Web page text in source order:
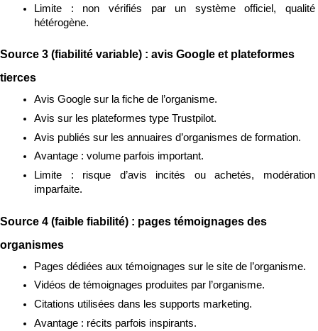
Limite : non vérifiés par un système officiel, qualité
hétérogène.
Source 3 (fiabilité variable) : avis Google et plateformes
tierces
Avis Google sur la fiche de l’organisme.
Avis sur les plateformes type Trustpilot.
Avis publiés sur les annuaires d’organismes de formation.
Avantage : volume parfois important.
Limite : risque d’avis incités ou achetés, modération
imparfaite.
Source 4 (faible fiabilité) : pages témoignages des
organismes
Pages dédiées aux témoignages sur le site de l’organisme.
Vidéos de témoignages produites par l’organisme.
Citations utilisées dans les supports marketing.
Avantage : récits parfois inspirants.